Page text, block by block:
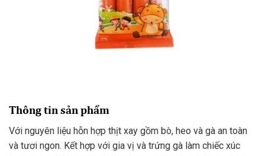
Thông tin sản phẩm
Với nguyên liệu hỗn hợp thịt xay gồm bò, heo và gà an toàn
và tươi ngon. Kết hợp với gia vị và trứng gà làm chiếc xúc